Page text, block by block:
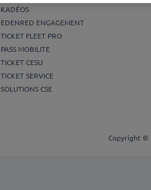
KADÉOS
EDENRED ENGAGEMENT
TICKET FLEET PRO
PASS MOBILITE
TICKET CESU
TICKET SERVICE
SOLUTIONS CSE
Copyright ©